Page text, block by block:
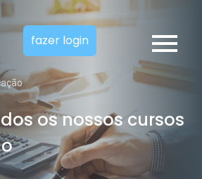
fazer login
os nossos cursos